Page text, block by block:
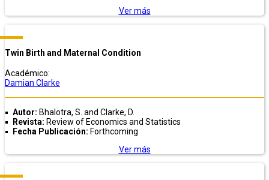
Ver más
Twin Birth and Maternal Condition
Académico:
Damian Clarke
Autor: Bhalotra, S. and Clarke, D.
Revista: Review of Economics and Statistics
Fecha Publicación: Forthcoming
Ver más